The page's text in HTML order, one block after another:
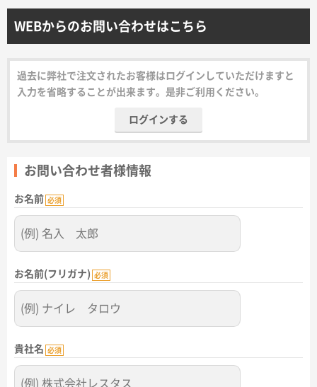
お見積書の作成方法
データ入稿ガイド
名入れグループサイト
WEBからのお問い合わせはこちら
過去に弊社で注文されたお客様はログインしていただけますと
入力を省略することが出来ます。是非ご利用ください。
ログインする
お問い合わせ者様情報
お名前 必須
お名前(フリガナ) 必須
貴社名 必須